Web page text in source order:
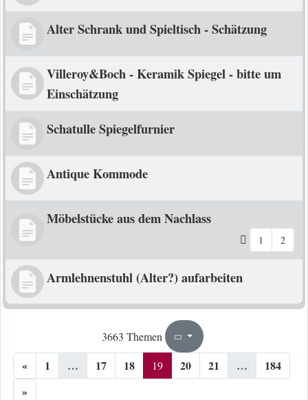
Alter Schrank und Spieltisch - Schätzung
Villeroy&Boch - Keramik Spiegel - bitte um
Einschätzung
Schatulle Spiegelfurnier
Antique Kommode
Möbelstücke aus dem Nachlass
1 2
Armlehnenstuhl (Alter?) aufarbeiten
3663 Themen Seite19
« 1 … 17 18 19 20 21 …
184
»